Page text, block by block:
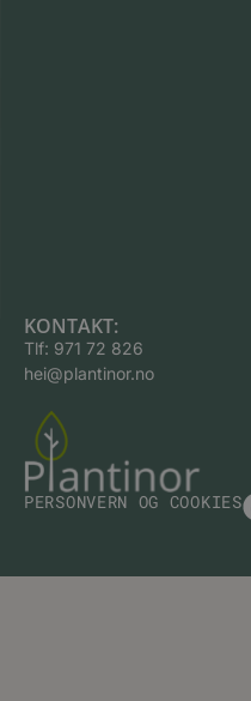
KONTAKT:
Tlf: 971 72 826
hei@plantinor.no
PERSONVERN OG COOKIES